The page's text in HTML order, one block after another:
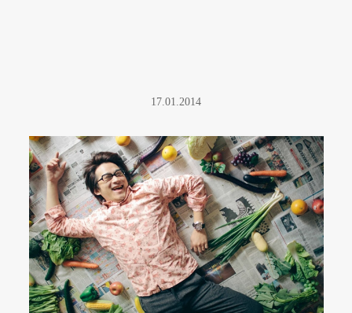
17.01.2014